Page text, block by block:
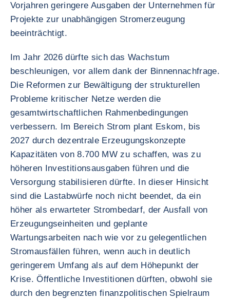
Vorjahren geringere Ausgaben der Unternehmen für
Projekte zur unabhängigen Stromerzeugung
beeinträchtigt.
Im Jahr 2026 dürfte sich das Wachstum
beschleunigen, vor allem dank der Binnennachfrage.
Die Reformen zur Bewältigung der strukturellen
Probleme kritischer Netze werden die
gesamtwirtschaftlichen Rahmenbedingungen
verbessern. Im Bereich Strom plant Eskom, bis
2027 durch dezentrale Erzeugungskonzepte
Kapazitäten von 8.700 MW zu schaffen, was zu
höheren Investitionsausgaben führen und die
Versorgung stabilisieren dürfte. In dieser Hinsicht
sind die Lastabwürfe noch nicht beendet, da ein
höher als erwarteter Strombedarf, der Ausfall von
Erzeugungseinheiten und geplante
Wartungsarbeiten nach wie vor zu gelegentlichen
Stromausfällen führen, wenn auch in deutlich
geringerem Umfang als auf dem Höhepunkt der
Krise. Öffentliche Investitionen dürften, obwohl sie
durch den begrenzten finanzpolitischen Spielraum